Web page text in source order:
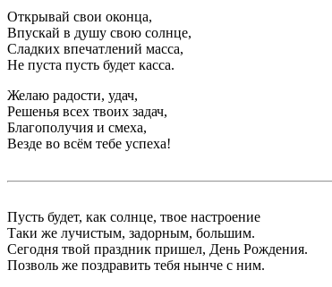
Открывай свои оконца,
Впускай в душу свою солнце,
Сладких впечатлений масса,
Не пуста пусть будет касса.
Желаю радости, удач,
Решенья всех твоих задач,
Благополучия и смеха,
Везде во всём тебе успеха!
Пусть будет, как солнце, твое настроение
Таки же лучистым, задорным, большим.
Сегодня твой праздник пришел, День Рождения.
Позволь же поздравить тебя нынче с ним.